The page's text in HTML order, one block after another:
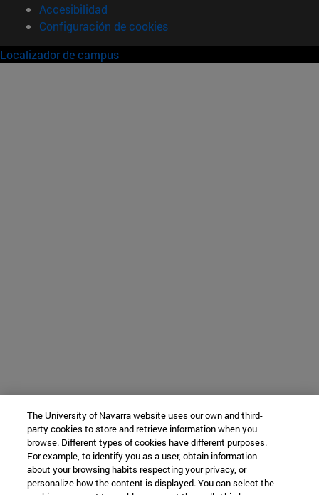
Accesibilidad
Configuración de cookies
Localizador de campus
The University of Navarra website uses our own and third-
party cookies to store and retrieve information when you
browse. Different types of cookies have different purposes.
For example, to identify you as a user, obtain information
about your browsing habits respecting your privacy, or
personalize how the content is displayed. You can select the